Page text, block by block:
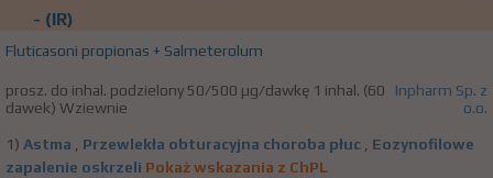
- (IR)
Fluticasoni propionas + Salmeterolum
prosz. do inhal. podzielony 50/500 µg/dawkę 1 inhal. (60
dawek) Wziewnie
Inpharm Sp. z
o.o.
1) Astma , Przewlekła obturacyjna choroba płuc , Eozynofilowe
zapalenie oskrzeli Pokaż wskazania z ChPL